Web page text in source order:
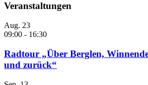
Veranstaltungen
Aug. 23
09:00 - 16:30
Radtour „Über Berglen,
und zurück“